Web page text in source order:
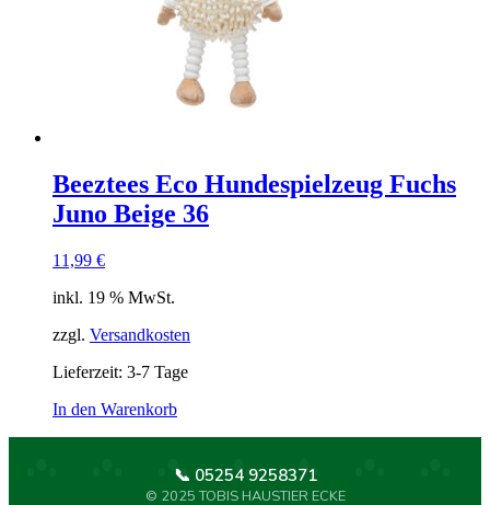
Beeztees Eco Hundespielzeug Fuchs
Juno Beige 36
11,99 €
inkl. 19 % MwSt.
zzgl. Versandkosten
Lieferzeit: 3-7 Tage
In den Warenkorb
📞 05254 9258371
© 2025 TOBIS HAUSTIER ECKE